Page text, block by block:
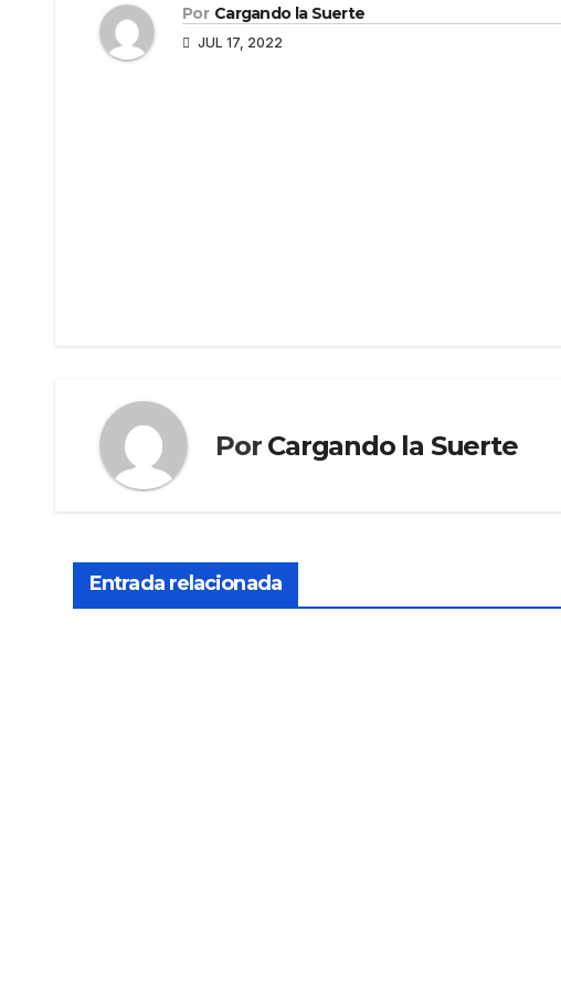
Por Cargando la Suerte
JUL 17, 2022
Por Cargando la Suerte
Entrada relacionada